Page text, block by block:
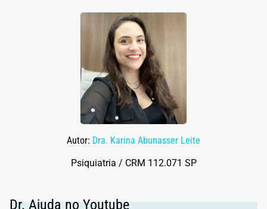
Autor: Dra. Karina Abunasser Leite
Psiquiatria / CRM 112.071 SP
Dr. Ajuda no Youtube